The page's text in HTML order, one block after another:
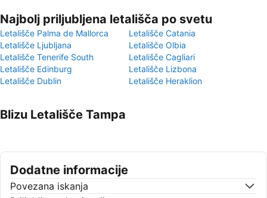
Najbolj priljubljena letališča po svetu
Letališče Palma de Mallorca
Letališče Catania
Letališče Ljubljana
Letališče Olbia
Letališče Tenerife South
Letališče Cagliari
Letališče Edinburg
Letališče Lizbona
Letališče Dublin
Letališče Heraklion
Blizu Letališče Tampa
Dodatne informacije
Povezana iskanja